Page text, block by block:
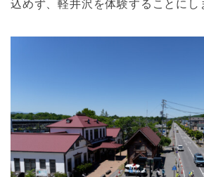
込めず、軽井沢を体験することにし